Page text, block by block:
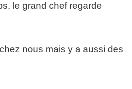
le grand chef regarde
nous mais y a aussi des